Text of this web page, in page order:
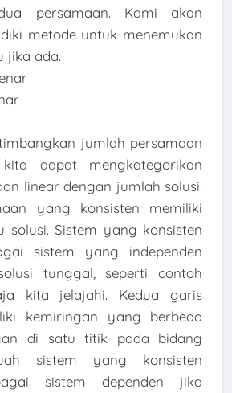
persamaan. Kami akan
metode untuk menemukan
jika ada.
jumlah persamaan
dapat mengkategorikan
linear dengan jumlah solusi.
yang konsisten memiliki
solusi. Sistem yang konsisten
sistem yang independen
tunggal, seperti contoh
kita jelajahi. Kedua garis
kemiringan yang berbeda
di satu titik pada bidang
sistem yang konsisten
sistem dependen jika